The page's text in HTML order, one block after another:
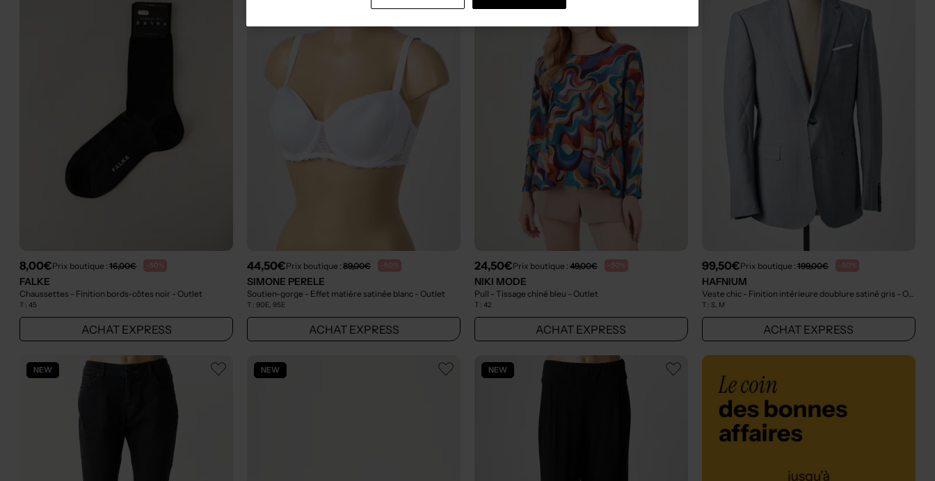
8,00€Prix boutique :16,00€ -50%
FALKE
Chaussettes - Finition bords-côtes noir - Outlet
T :45
ACHAT EXPRESS
44,50€Prix boutique :89,00€ -50%
SIMONE PERELE
Soutien-gorge - Effet matière satinée blanc - Outlet
T :90E, 95E
ACHAT EXPRESS
24,50€Prix boutique : 49,00€ -50%
NIKI MODE
Pull - Tissage chiné bleu - Outlet
T : 42
ACHAT EXPRESS
99,50€Prix boutique : 199,00€ -50%
HAFNIUM
Veste chic - Finition intérieure doublure satiné gris - Outlet
T : S, M
ACHAT EXPRESS
NEW NEW NEW